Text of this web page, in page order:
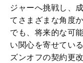
ジャーへ挑戦し、
てさまざまな角度
でも、将来的な可
い関心を寄せてい
ズンオフの契約更